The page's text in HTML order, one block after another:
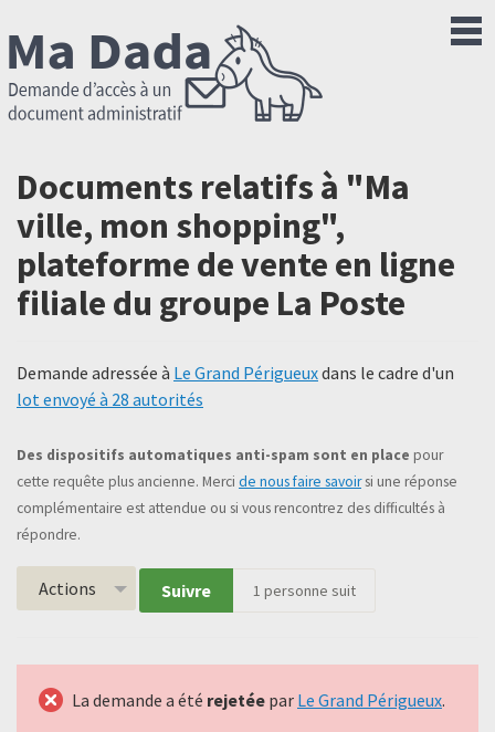
Documents relatifs à "Ma
ville, mon shopping",
plateforme de vente en ligne
filiale du groupe La Poste
Demande adressée à Le Grand Périgueuxdans le cadre d'un
lot envoyé à 28 autorités
Des dispositifs automatiques anti-spam sont en place pour
cette requête plus ancienne. Merci de nous faire savoirsi une réponse
complémentaire est attendue ou si vous rencontrez des difficultés à
répondre.
Actions Suivre 1 personne suit
La demande a été rejetée par Le Grand Périgueux.